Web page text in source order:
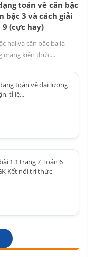
toán về căn bậc
bậc 3 và cách giải
9 (cực hay)
hai và căn bậc ba là
mảng kiến thức...
toán về đại lượng
tỉ lệ...
1.1 trang 7 Toán 6
Kết nối tri thức